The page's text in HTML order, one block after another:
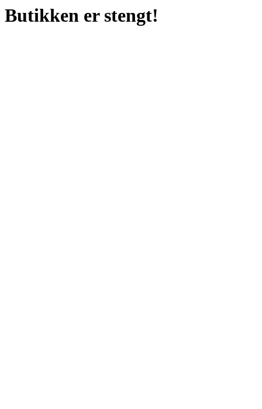
Butikken er stengt!